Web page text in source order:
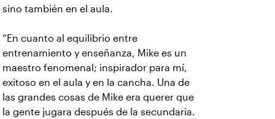
sino también en el aula.
“En cuanto al equilibrio entre
entrenamiento y enseñanza, Mike es un
maestro fenomenal; inspirador para mí,
exitoso en el aula y en la cancha. Una de
las grandes cosas de Mike era querer que
la gente jugara después de la secundaria.